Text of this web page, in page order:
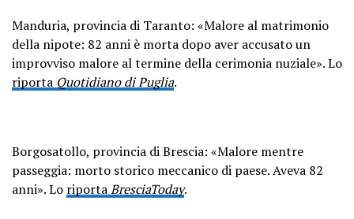
Manduria, provincia di Taranto: «Malore al matrimonio
della nipote: 82 anni è morta dopo aver accusato un
improvviso malore al termine della cerimonia nuziale». Lo
riporta Quotidiano di Puglia.
Borgosatollo, provincia di Brescia: «Malore mentre
passeggia: morto storico meccanico di paese. Aveva 82
anni». Lo riportaBresciaToday.